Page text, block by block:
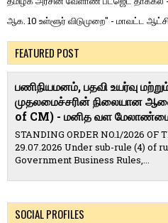
ஆக. 10 உள்ளூர் விடுமுறை" - மாவட்ட
FEATURED POST
பணிநியமனம், பதவி உயர்வு
முதலமைச்சரின் நிலையான
of CM) - மனித வள
STANDING ORDER NO.1/2026
29.07.2026 Under sub-rule (4) of
Government Business Rules,...
SOCIAL PROFILES